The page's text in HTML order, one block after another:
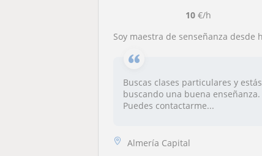
10€/h
Soy maestra de senseñanza desde hace 3 años. A través de la música el juego y
Buscas clases particulares y estás
buscando una buena enseñanza.
Puedes contactarme...
Almería Capital